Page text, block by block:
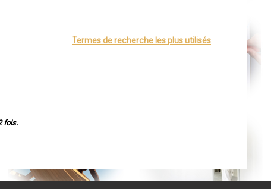
fois.
Termes de recherche les plus utilisés